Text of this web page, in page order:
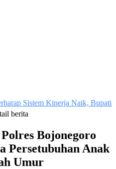
Sistem Kinerja Naik, Bupati
berita
Bojonegoro
Persetubuhan Anak
Umur